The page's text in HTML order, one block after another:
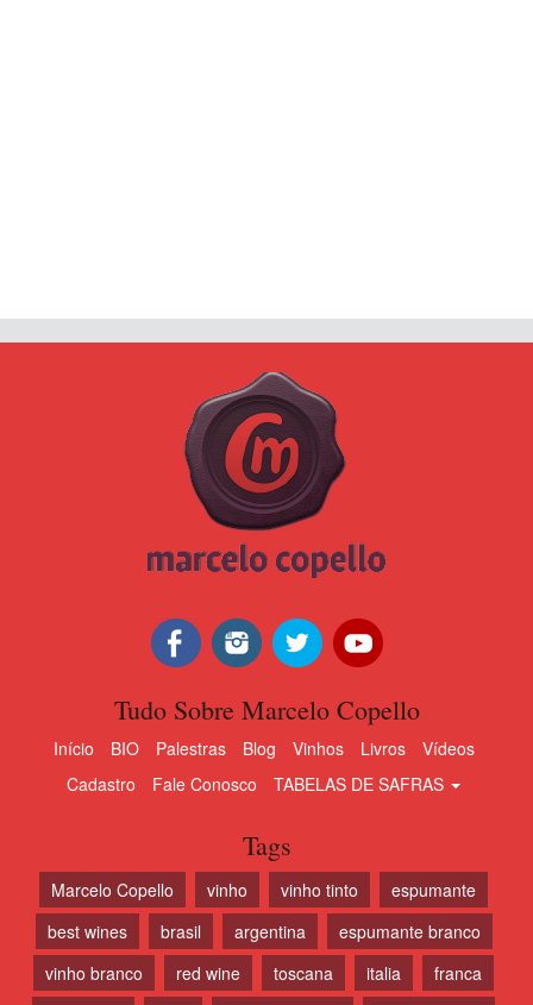
Tudo Sobre Marcelo Copello
Início BIO Palestras Blog Vinhos Livros
Vídeos
Cadastro
Fale Conosco TABELAS DE SAFRAS
Tags
Marcelo Copello vinho vinho tinto
espumante
best wines
brasil argentina
espumante branco
vinho branco
red wine toscana italia
franca